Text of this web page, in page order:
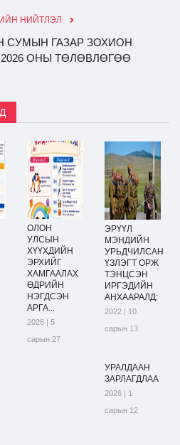
НИЙТЛЭЛ
СУМЫН ГАЗАР ЗОХИОН
ОНЫ ТӨЛӨВЛӨГӨӨ
ОЛОН
УЛСЫН
ХҮҮХДИЙН
ЭРХИЙГ
ХАМГААЛАХ
ӨДРИЙН
НЭГДСЭН
АРГА...
2026 | 5
сарын 27
ЭРҮҮЛ
МЭНДИЙН
УРЬДЧИЛСАН
ҮЗЛЭГТ ОРЖ
ТЭНЦСЭН
ИРГЭДИЙН
АНХААРАЛД:
2022 | 10
сарын 13
УРАЛДААН
ЗАРЛАГДЛАА
2026 | 1
сарын 12